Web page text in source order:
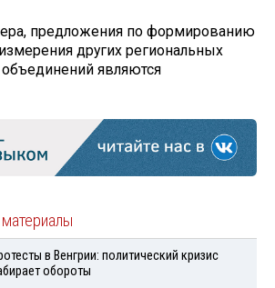
предложения по формированию
других региональных
являются
в Венгрии: политический кризис
обороты